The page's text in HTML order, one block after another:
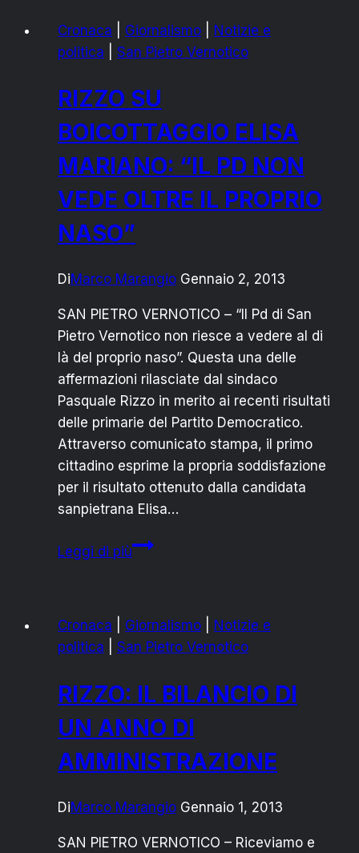
MARIANO:
“INTERESSATO
E
AL
DOMANI”
Cronaca Giornalismo
Notizie e
politica
San Pietro Vernotico
RIZZO SU
BOICOTTAGGIO ELISA
MARIANO: “IL PD NON
VEDE OLTRE IL PROPRIO
NASO”
DiMarco Marangio Gennaio 2, 2013
SAN PIETRO VERNOTICO – “Il Pd di San
Pietro Vernotico non riesce a vedere al di
là del proprio naso”. Questa una delle
affermazioni rilasciate dal sindaco
Pasquale Rizzo in merito ai recenti risultati
delle primarie del Partito Democratico.
Attraverso comunicato stampa, il primo
cittadino esprime la propria soddisfazione
per il risultato ottenuto dalla candidata
sanpietrana Elisa…
Leggi di piùRIZZO
MARIANO:
“IL
NON
VEDE
OLTRE
IL
NASO”
Cronaca Giornalismo
Notizie e
politica
San Pietro Vernotico
RIZZO: IL BILANCIO DI
UN ANNO DI
AMMINISTRAZIONE
DiMarco Marangio Gennaio 1, 2013
SAN PIETRO VERNOTICO – Riceviamo e